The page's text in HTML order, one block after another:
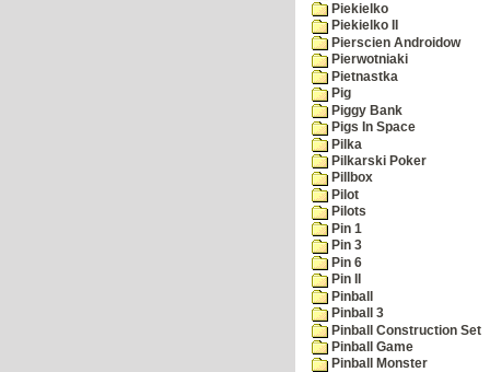
Piekielko
Piekielko II
Pierscien Androidow
Pierwotniaki
Pietnastka
Pig
Piggy Bank
Pigs In Space
Pilka
Pilkarski Poker
Pillbox
Pilot
Pilots
Pin 1
Pin 3
Pin 6
Pin II
Pinball
Pinball 3
Pinball Construction Set
Pinball Game
Pinball Monster